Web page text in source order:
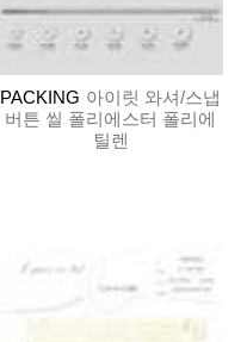
PACKING 아이릿 와셔/스냅
버튼 씰 폴리에스터 폴리에
틸렌